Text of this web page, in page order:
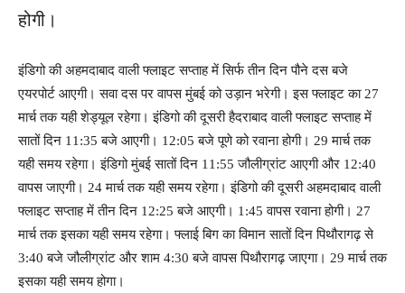
होगी।
इंडिगो की अहमदाबाद वाली फ्लाइट सप्ताह में सिर्फ तीन दिन पौने दस बजे
एयरपोर्ट आएगी। सवा दस पर वापस मुंबई को उड़ान भरेगी। इस फ्लाइट का 27
मार्च तक यही शेड्यूल रहेगा। इंडिगो की दूसरी हैदराबाद वाली फ्लाइट सप्ताह में
सातों दिन 11:35 बजे आएगी। 12:05 बजे पूणे को रवाना होगी। 29 मार्च तक
यही समय रहेगा। इंडिगो मुंबई सातों दिन 11:55 जौलीग्रांट आएगी और 12:40
वापस जाएगी। 24 मार्च तक यही समय रहेगा। इंडिगो की दूसरी अहमदाबाद वाली
फ्लाइट सप्ताह में तीन दिन 12:25 बजे आएगी। 1:45 वापस रवाना होगी। 27
मार्च तक इसका यही समय रहेगा। फ्लाई बिग का विमान सातों दिन पिथौरागढ़ से
3:40 बजे जौलीग्रांट और शाम 4:30 बजे वापस पिथौरागढ़ जाएगा। 29 मार्च तक
इसका यही समय होगा।